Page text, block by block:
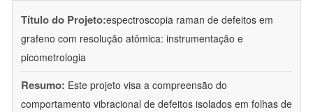
Título do Projeto:espectroscopia raman de defeitos em
grafeno com resolução atômica: instrumentação e
picometrologia
Resumo: Este projeto visa a compreensão do
comportamento vibracional de defeitos isolados em folhas de